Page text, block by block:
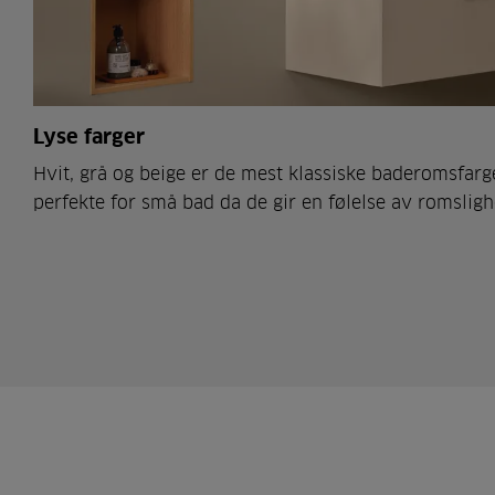
Lyse farger
Hvit, grå og beige er de mest klassiske
perfekte for små bad da de gir en følelse av